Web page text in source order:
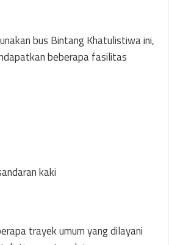
bus Bintang Khatulistiwa ini,
beberapa fasilitas
kaki
trayek umum yang dilayani